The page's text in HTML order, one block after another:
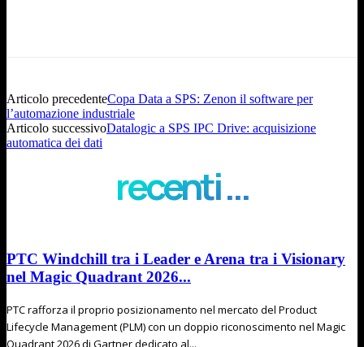
Articolo precedenteCopa Data a SPS: Zenon il software per
l’automazione industriale
Articolo successivoDatalogic a SPS IPC Drive: acquisizione
automatica dei dati
recenti ...
PTC Windchill tra i Leader e Arena tra i Visionary
nel Magic Quadrant 2026...
PTC rafforza il proprio posizionamento nel mercato del Product
Lifecycle Management (PLM) con un doppio riconoscimento nel Magic
Quadrant 2026 di Gartner dedicato al...